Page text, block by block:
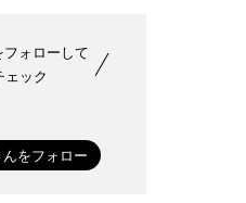
フォローして
ェック